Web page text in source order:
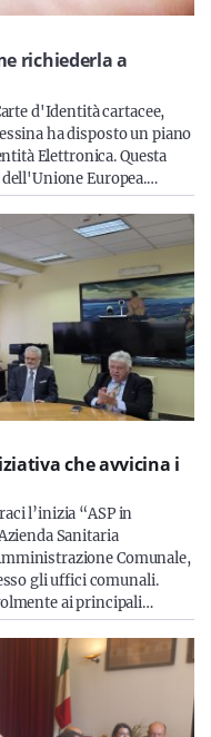
news, iscriviti alla
richiederla a
d'Identità cartacee,
ha disposto un piano
Elettronica. Questa
Europea.…
che avvicina i
l’inizia “ASP in
Sanitaria
Comunale,
gli uffici comunali.
ai principali…